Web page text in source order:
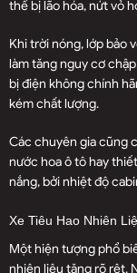
thể bị lão hóa, nứt vỏ
Khi trời nóng, lớp bảo
làm tăng nguy cơ
bị điện không chính
kém chất lượng.
Các chuyên gia cũng
nước hoa ô tô hay
nắng, bởi nhiệt độ
Xe Tiêu Hao Nhiên
Một hiện tượng phổ
nhiên liệu tăng rõ rệt.